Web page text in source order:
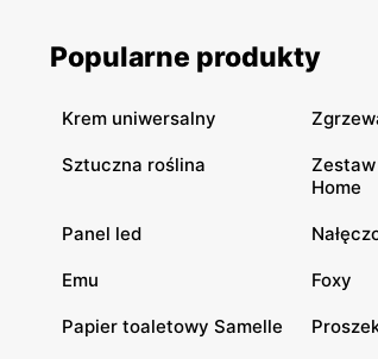
Popularne produkty
Krem uniwersalny
Sztuczna roślina
Home
Panel led
Emu Foxy
Papier toaletowy Samelle